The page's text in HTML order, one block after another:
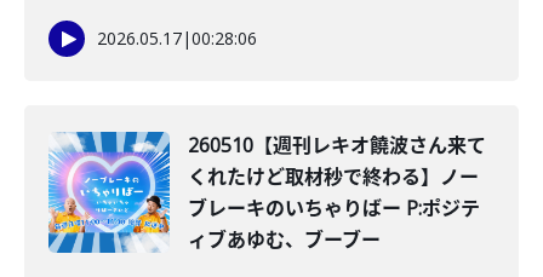
2026.05.17|00:28:06
260510【週刊レキオ饒波さん来て
くれたけど取材秒で終わる】ノー
ブレーキのいちゃりばー P:ポジテ
ィブあゆむ、ブーブー